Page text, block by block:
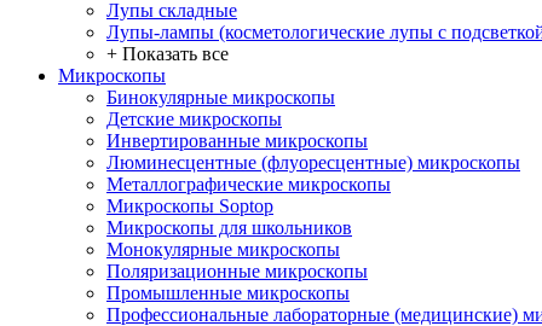
Лупы складные
Лупы-лампы (косметологические лупы с
+ Показать все
Микроскопы
Бинокулярные микроскопы
Детские микроскопы
Инвертированные микроскопы
Люминесцентные (флуоресцентные) микроскопы
Металлографические микроскопы
Микроскопы Soptop
Микроскопы для школьников
Монокулярные микроскопы
Поляризационные микроскопы
Промышленные микроскопы
Профессиональные лабораторные (медицинские)